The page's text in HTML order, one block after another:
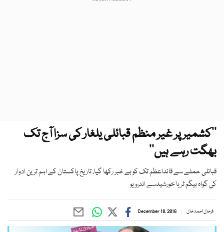
’’کشمیر پر غیر منظم قبائلی یلغار کی سزا آج تک
بھگت رہے ہیں‘‘
قبائلی حملے سے قائداعظم تک کو بے خبر رکھا گیا، تاریخ پاکستان کے اہم ترین ادوار
کی گواہ بیگم ثریا خورشیدسے انٹرویو
فرحان احمد خان December 18, 2016